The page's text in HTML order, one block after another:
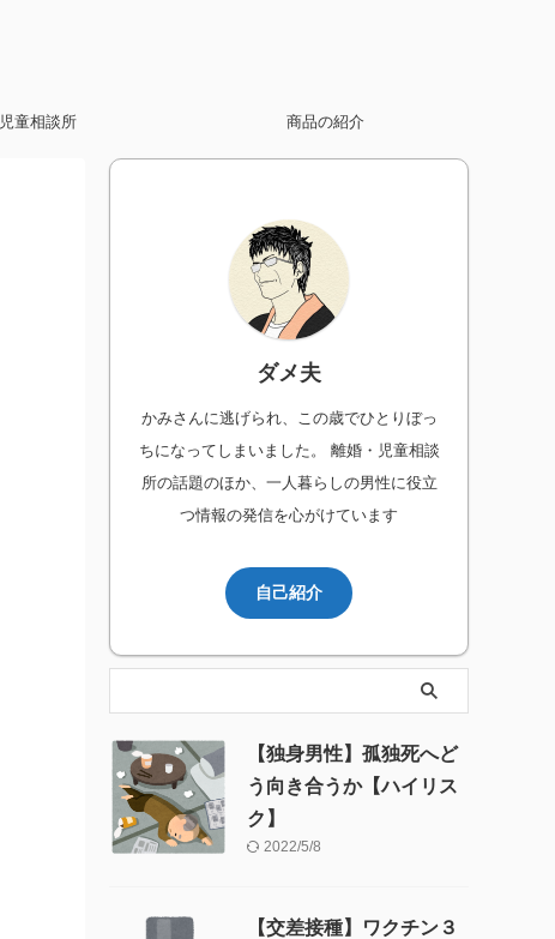
児童相談所 商品の紹介
ダメ夫
かみさんに逃げられ、この歳でひとりぼっ
ちになってしまいました。 離婚・児童相談
所の話題のほか、一人暮らしの男性に役立
つ情報の発信を心がけています
自己紹介
【独身男性】孤独死へど
う向き合うか【ハイリス
ク】
2022/5/8
【交差接種】ワクチン３